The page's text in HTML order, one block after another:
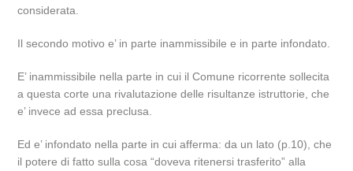
considerata.
Il secondo motivo e’ in parte inammissibile e in parte infondato.
E’ inammissibile nella parte in cui il Comune ricorrente sollecita
a questa corte una rivalutazione delle risultanze istruttorie, che
e’ invece ad essa preclusa.
Ed e’ infondato nella parte in cui afferma: da un lato (p.10), che
il potere di fatto sulla cosa “doveva ritenersi trasferito” alla